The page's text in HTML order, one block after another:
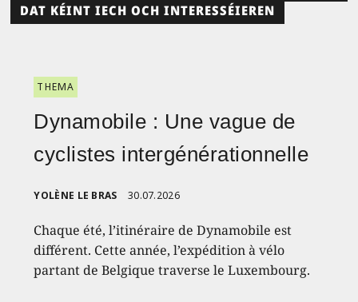
DAT KÉINT IECH OCH INTERESSÉIEREN
THEMA
Dynamobile : Une vague de
cyclistes intergénérationnelle
YOLÈNE LE BRAS 30.07.2026
Chaque été, l’itinéraire de Dynamobile est
différent. Cette année, l’expédition à vélo
partant de Belgique traverse le Luxembourg.